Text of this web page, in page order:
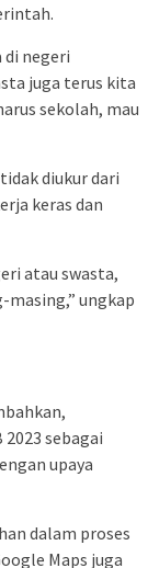
negeri
juga terus kita
sekolah, mau
diukur dari
keras dan
atau swasta,
masing,” ungkap
sebagai
upaya
dalam proses
Maps juga